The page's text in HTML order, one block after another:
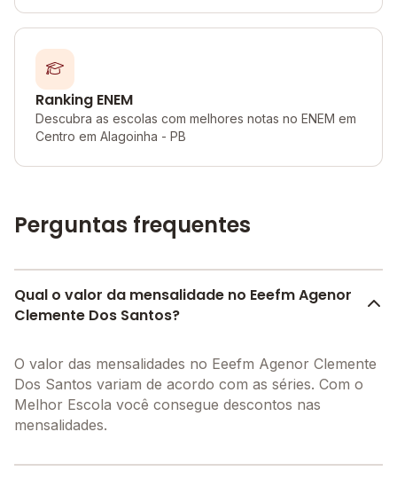
Ranking ENEM
Descubra as escolas com melhores notas no ENEM em
Centro em Alagoinha - PB
Perguntas frequentes
Qual o valor da mensalidade no Eeefm Agenor
Clemente Dos Santos?
O valor das mensalidades no Eeefm Agenor Clemente
Dos Santos variam de acordo com as séries. Com o
Melhor Escola você consegue descontos nas
mensalidades.